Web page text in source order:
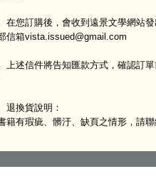
在您訂購後，會收到遠景文學網站
信箱vista.issued@gmail.com
上述信件將告知匯款方式，確認訂
退換貨說明：
籍有瑕疵、髒汙、缺頁之情形，請